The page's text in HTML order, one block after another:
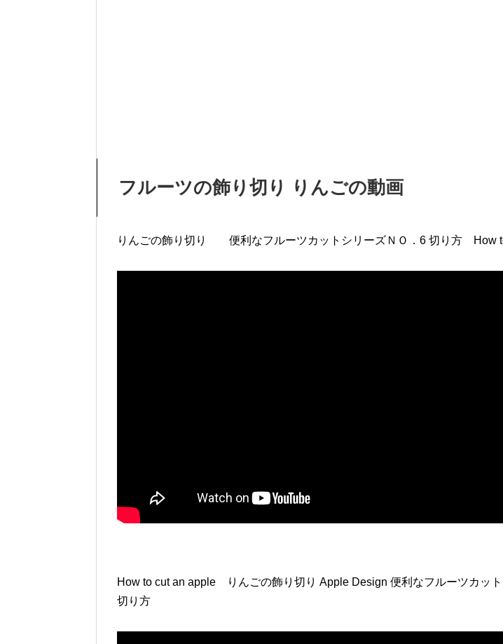
フルーツの飾り切り りんごの動画
りんごの飾り切り 便利なフルーツカットシリーズＮＯ．6 切り方 How
How to cut an apple りんごの飾り切り Apple Design 便利なフルーツカッ
切り方